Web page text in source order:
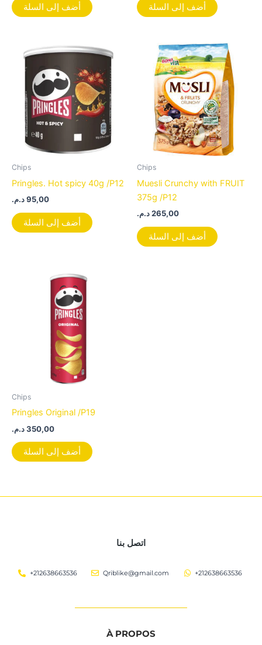
أضف إلى السلة أضف إلى السلة
Chips
Pringles. Hot spicy 40g /P12
95,00د.م.
أضف إلى السلة
Chips
Muesli Crunchy with FRUIT
375g /P12
265,00د.م.
أضف إلى السلة
Chips
Pringles Original /P19
350,00د.م.
أضف إلى السلة
اتصل بنا
+212638663536 Qriblike@gmail.com +212638663536
À PROPOS